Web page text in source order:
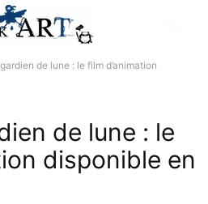
de lune : le film d’animation
de lune : le
disponible en